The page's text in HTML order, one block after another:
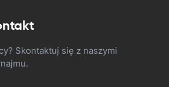
Skontaktuj się z naszymi